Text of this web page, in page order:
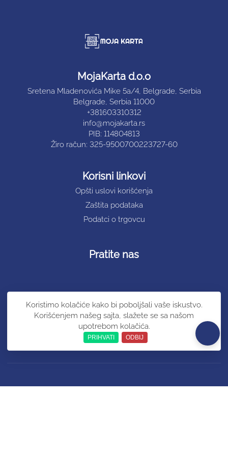
MojaKarta d.o.o
Sretena Mladenovića Mike 5a/4, Belgrade, Serbia
Belgrade, Serbia 11000
+381603310312
info@mojakarta.rs
PIB: 114804813
Žiro račun: 325-9500700223727-60
Korisni linkovi
Opšti uslovi korišćenja
Zaštita podataka
Podatci o trgovcu
Pratite nas
Podrška
+381603310312
info@mojakarta.rs
09:00 - 17:00
Koristimo kolačiće kako bi poboljšali vaše iskustvo.
Korišćenjem našeg sajta, slažete se sa našom
upotrebom kolačića.
PRIHVATI ODBIJ